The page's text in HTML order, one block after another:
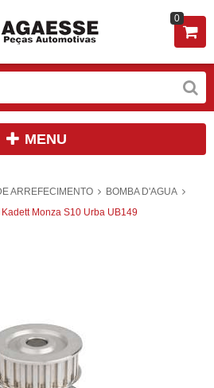
0
MENU
ARREFECIMENTO
BOMBA D'AGUA
Monza S10 Urba UB149